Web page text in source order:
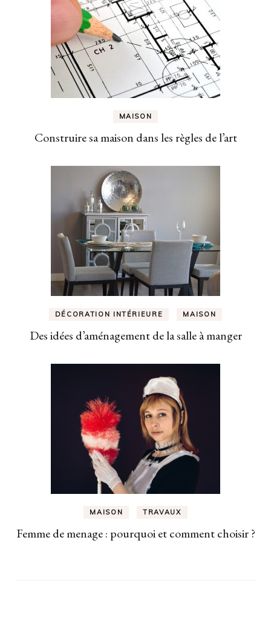
MAISON
Construire sa maison dans les règles de l’art
DÉCORATION INTÉRIEURE MAISON
Des idées d’aménagement de la salle à manger
MAISON TRAVAUX
Femme de menage : pourquoi et comment choisir ?